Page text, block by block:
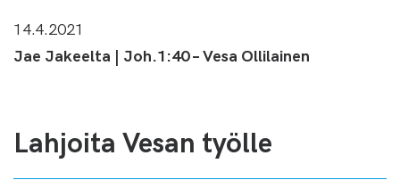
14.4.2021
Jae Jakeelta | Joh.1:40 – Vesa Ollilainen
Lahjoita Vesan työlle